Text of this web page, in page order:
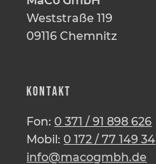
Weststraße 119
09116 Chemnitz
KONTAKT
Fon:0 371 / 91 898 626
Mobil:0 172 / 77 149 34
info@macogmbh.de